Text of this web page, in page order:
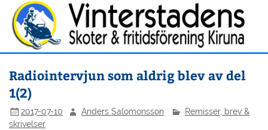
Radiointervjun som aldrig blev av del
1(2)
2017-07-10 Anders Salomonsson
Remisser, brev &
skrivelser